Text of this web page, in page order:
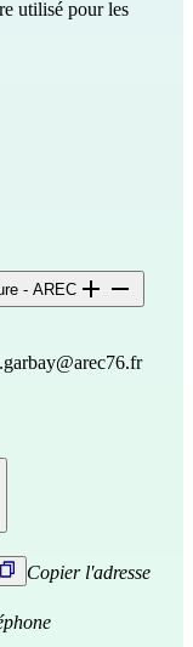
utilisé pour les
- AREC
Copier l'adresse